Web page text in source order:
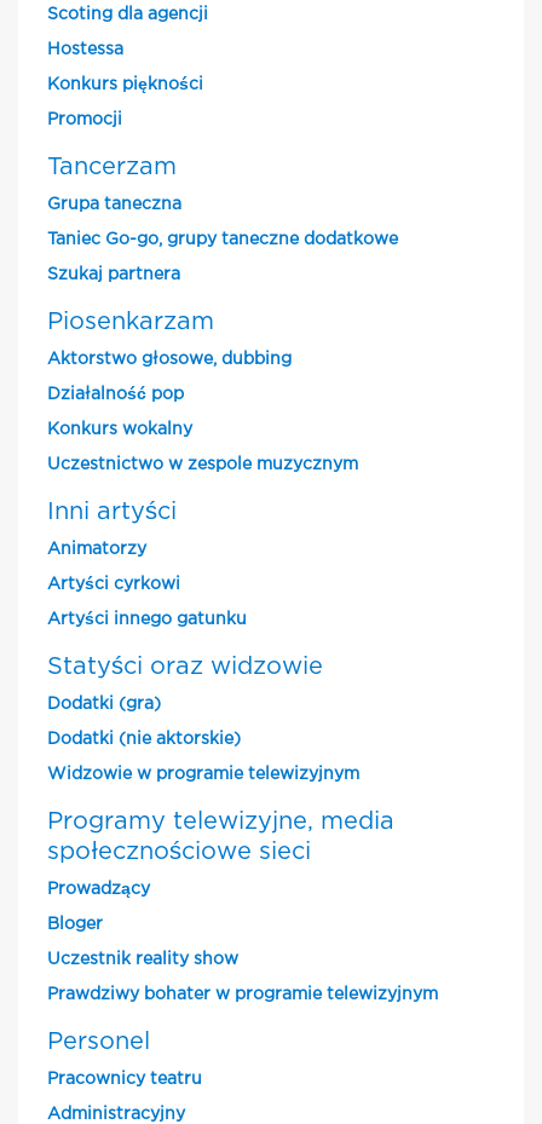
Scoting dla agencji
Hostessa
Konkurs piękności
Promocji
Tancerzam
Grupa taneczna
Taniec Go-go, grupy taneczne dodatkowe
Szukaj partnera
Piosenkarzam
Aktorstwo głosowe, dubbing
Działalność pop
Konkurs wokalny
Uczestnictwo w zespole muzycznym
Inni artyści
Animatorzy
Artyści cyrkowi
Artyści innego gatunku
Statyści oraz widzowie
Dodatki (gra)
Dodatki (nie aktorskie)
Widzowie w programie telewizyjnym
Programy telewizyjne, media
społecznościowe sieci
Prowadzący
Bloger
Uczestnik reality show
Prawdziwy bohater w programie telewizyjnym
Personel
Pracownicy teatru
Administracyjny